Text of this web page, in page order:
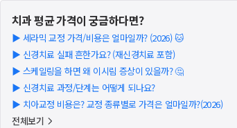
치과평균 가격이 궁금하다면?
▶ 세라믹 교정 가격/비용은 얼마일까? (2026) 🐱
▶ 신경치료 실패 흔한가요? (재신경치료 포함)
▶ 스케일링을 하면 왜 이시림 증상이 있을까? 🤔
▶ 신경치료 과정/단계는 어떻게 되나요?
▶ 치아교정 비용은? 교정 종류별로 가격은 얼마일까?(2026)
전체보기